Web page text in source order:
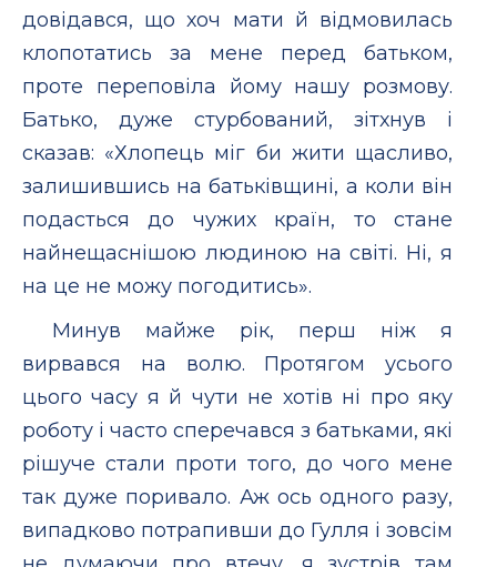
довідався, що хоч мати й відмовилась
клопотатись за мене перед батьком,
проте переповіла йому нашу розмову.
Батько, дуже стурбований, зітхнув і
сказав: «Хлопець міг би жити щасливо,
залишившись на батьківщині, а коли він
подасться до чужих країн, то стане
найнещаснішою людиною на світі. Ні, я
на це не можу погодитись».
Минув майже рік, перш ніж я
вирвався на волю. Протягом усього
цього часу я й чути не хотів ні про яку
роботу і часто сперечався з батьками, які
рішуче стали проти того, до чого мене
так дуже поривало. Аж ось одного разу,
випадково потрапивши до Гулля і зовсім